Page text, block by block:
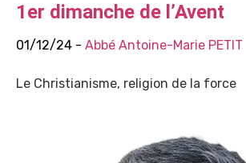
1er dimanche de l’Avent
01/12/24 - Abbé Antoine-Marie PETIT
Le Christianisme, religion de la force